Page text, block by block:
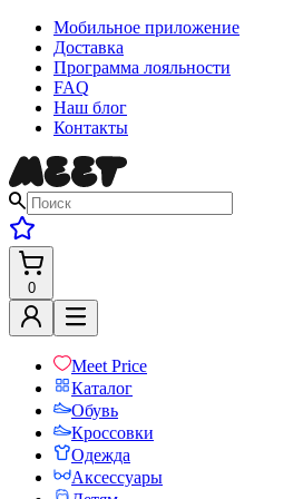
Мобильное приложение
Доставка
Программа лояльности
FAQ
Наш блог
Контакты
0
Meet Price
Каталог
Обувь
Кроссовки
Одежда
Аксессуары